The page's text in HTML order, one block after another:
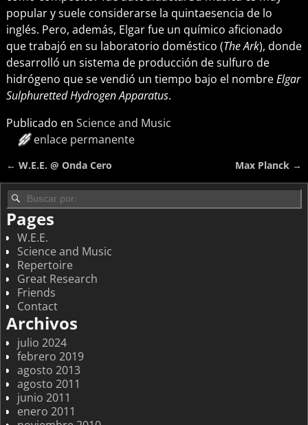
popular y suele considerarse la quintaesencia de lo
inglés. Pero, además, Elgar fue un químico aficionado
que trabajó en su laboratorio doméstico (The Ark), donde
desarrolló un sistema de producción de sulfuro de
hidrógeno que se vendió un tiempo bajo el nombreElgar
Sulphuretted Hydrogen Apparatus.
Publicado en Science and Music
enlace permanente
Navegación de entradas
← W.E.E. @ Onda Cero Max Planck →
Pages
W.E.E.
Science and Music
Repertoire
Great Research
Friends
Contact
Archivos
julio 2024
febrero 2019
agosto 2013
agosto 2011
junio 2011
enero 2011